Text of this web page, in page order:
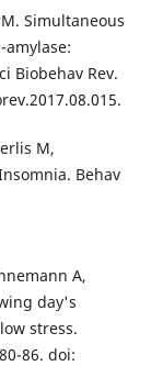
Simultaneous
Biobehav Rev.
M,
Behav
A,
day's
stress.
86. doi: